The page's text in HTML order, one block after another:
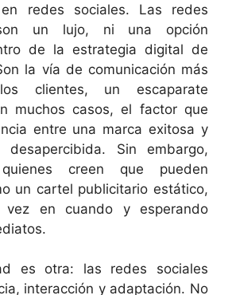
redes sociales. Las redes
un lujo, ni una opción
de la estrategia digital de
la vía de comunicación más
clientes, un escaparate
muchos casos, el factor que
entre una marca exitosa y
Sin embargo,
creen que pueden
un cartel publicitario estático,
vez en cuando y esperando
es otra: las redes sociales
interacción y adaptación. No